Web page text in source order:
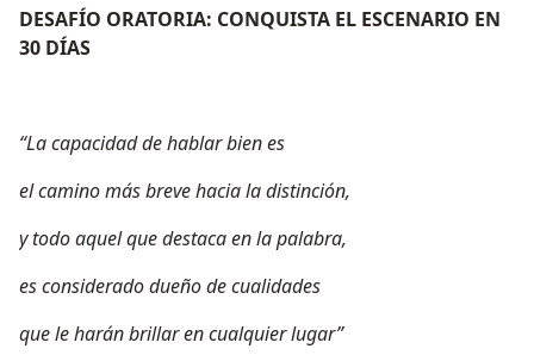
DESAFÍO ORATORIA: CONQUISTA EL ESCENARIO EN
30 DÍAS
“La capacidad de hablar bien es
el camino más breve hacia la distinción,
y todo aquel que destaca en la palabra,
es considerado dueño de cualidades
que le harán brillar en cualquier lugar”